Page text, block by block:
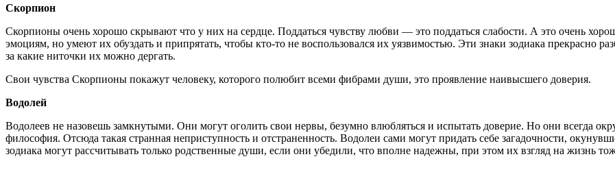
Скорпион
Скорпионы очень хорошо скрывают что у них на сердце. Поддаться чувству любви — это поддаться слабости. А это очень
эмоциям, но умеют их обуздать и припрятать, чтобы кто-то не воспользовался их уязвимостью. Эти знаки зодиака прекрасно
за какие ниточки их можно дергать.
Свои чувства Скорпионы покажут человеку, которого полюбит всеми фибрами души, это проявление наивысшего доверия.
Водолей
Водолеев не назовешь замкнутыми. Они могут оголить свои нервы, безумно влюбляться и испытать доверие. Но они всегда
философия. Отсюда такая странная неприступность и отстраненность. Водолеи сами могут придать себе загадочности,
зодиака могут рассчитывать только родственные души, если они убедили, что вполне надежны, при этом их взгляд на жизнь